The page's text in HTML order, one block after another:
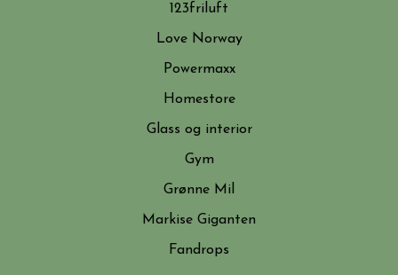
123friluft
Love Norway
Powermaxx
Homestore
Glass og interior
Gym
Grønne Mil
Markise Giganten
Fandrops